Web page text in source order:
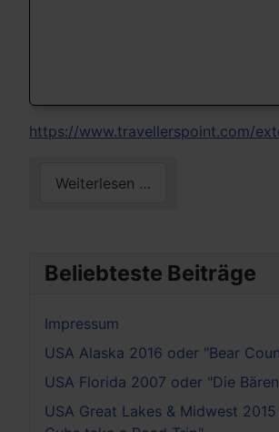
https://www.travellerspoint.com/
Weiterlesen …
Beliebteste Beiträge
Impressum
USA Alaska 2016 oder "Bear
USA Florida 2007 oder "Die
USA Great Lakes & Midwest